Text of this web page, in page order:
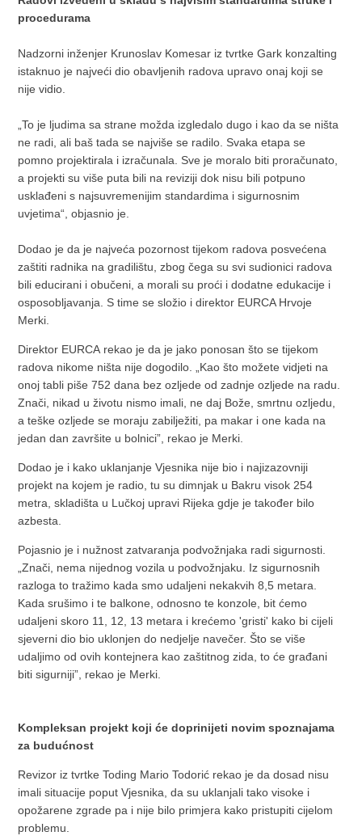
procedurama
Nadzorni inženjer Krunoslav Komesar iz tvrtke Gark konzalting
istaknuo je najveći dio obavljenih radova upravo onaj koji se
nije vidio.
„To je ljudima sa strane možda izgledalo dugo i kao da se ništa
ne radi, ali baš tada se najviše se radilo. Svaka etapa se
pomno projektirala i izračunala. Sve je moralo biti proračunato,
a projekti su više puta bili na reviziji dok nisu bili potpuno
usklađeni s najsuvremenijim standardima i sigurnosnim
uvjetima“, objasnio je.
Dodao je da je najveća pozornost tijekom radova posvećena
zaštiti radnika na gradilištu, zbog čega su svi sudionici radova
bili educirani i obučeni, a morali su proći i dodatne edukacije i
osposobljavanja. S time se složio i direktor EURCA Hrvoje
Merki.
Direktor EURCA rekao je da je jako ponosan što se tijekom
radova nikome ništa nije dogodilo. „Kao što možete vidjeti na
onoj tabli piše 752 dana bez ozljede od zadnje ozljede na radu.
Znači, nikad u životu nismo imali, ne daj Bože, smrtnu ozljedu,
a teške ozljede se moraju zabilježiti, pa makar i one kada na
jedan dan završite u bolnici”, rekao je Merki.
Dodao je i kako uklanjanje Vjesnika nije bio i najizazovniji
projekt na kojem je radio, tu su dimnjak u Bakru visok 254
metra, skladišta u Lučkoj upravi Rijeka gdje je također bilo
azbesta.
Pojasnio je i nužnost zatvaranja podvožnjaka radi sigurnosti.
„Znači, nema nijednog vozila u podvožnjaku. Iz sigurnosnih
razloga to tražimo kada smo udaljeni nekakvih 8,5 metara.
Kada srušimo i te balkone, odnosno te konzole, bit ćemo
udaljeni skoro 11, 12, 13 metara i krećemo 'gristi' kako bi cijeli
sjeverni dio bio uklonjen do nedjelje navečer. Što se više
udaljimo od ovih kontejnera kao zaštitnog zida, to će građani
biti sigurniji”, rekao je Merki.
Kompleksan projekt koji će doprinijeti novim spoznajama
za budućnost
Revizor iz tvrtke Toding Mario Todorić rekao je da dosad nisu
imali situacije poput Vjesnika, da su uklanjali tako visoke i
opožarene zgrade pa i nije bilo primjera kako pristupiti cijelom
problemu.